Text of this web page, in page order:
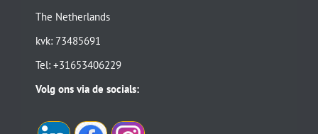
The Netherlands
kvk: 73485691
Tel: +31653406229
Volg ons via de socials: